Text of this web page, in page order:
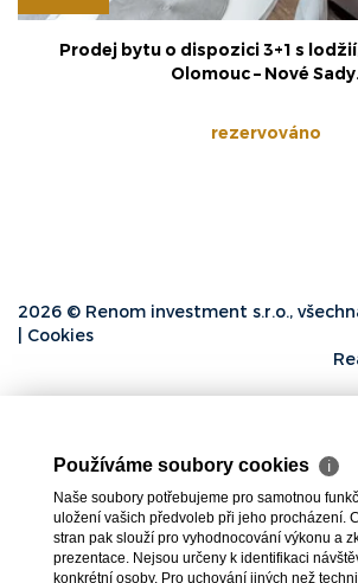
Prodej bytu o dispozici 3+1 s
Olomouc – Nové Sady.
rezervováno
2026 © Renom investment s.r.o.,
Cookies
Používáme soubory cookies ℹ
Naše soubory potřebujeme pro samotnou
uložení vašich předvoleb při jeho procházení.
stran pak slouží pro vyhodnocování výkonu a
prezentace. Nejsou určeny k identifikaci
konkrétní osoby. Pro uchování jiných než